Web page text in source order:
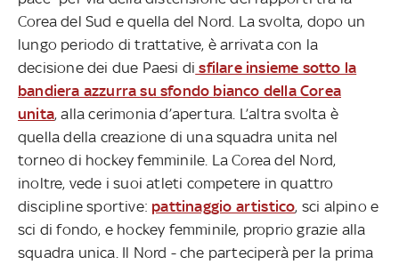
Corea del Sud e quella del Nord. La svolta, dopo un
lungo periodo di trattative, è arrivata con la
decisione dei due Paesi di sfilare insieme sotto la
bandiera azzurra su sfondo bianco della Corea
unita, alla cerimonia d’apertura. L’altra svolta è
quella della creazione di una squadra unita nel
torneo di hockey femminile. La Corea del Nord,
inoltre, vede i suoi atleti competere in quattro
discipline sportive: pattinaggio artistico, sci alpino e
sci di fondo, e hockey femminile, proprio grazie alla
squadra unica. Il Nord - che parteciperà per la prima